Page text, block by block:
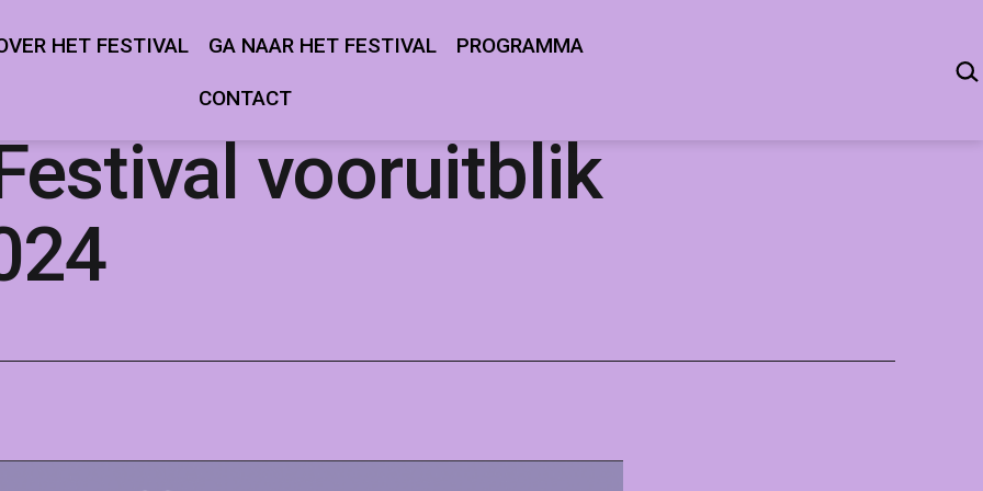
HET FESTIVAL
Open
GA NAAR HET FESTIVAL
Open
PROGRAMMA
CONTACT
vooruitblik